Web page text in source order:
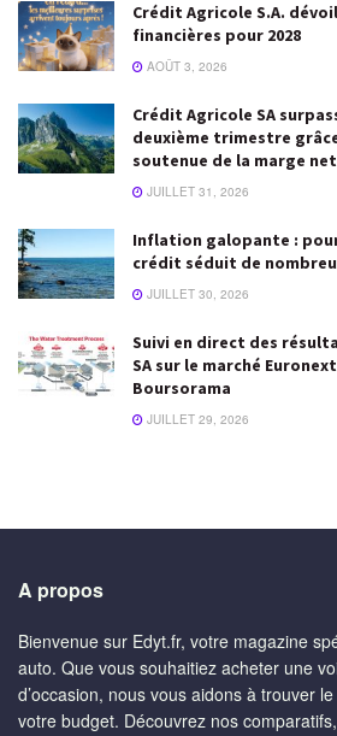
Crédit Agricole S.A.
financières pour 2028
AOÛT 3, 2026
Crédit Agricole SA
deuxième trimestre
soutenue de la marge
JUILLET 31, 2026
Inflation galopante :
crédit séduit de
JUILLET 30, 2026
Suivi en direct des
SA sur le marché
Boursorama
JUILLET 29, 2026
A propos
Bienvenue sur Edyt.fr, votre magazine
auto. Que vous souhaitiez acheter une
d’occasion, nous vous aidons à trouver
votre budget. Découvrez nos